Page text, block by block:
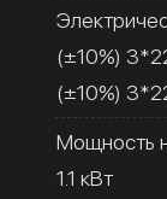
(±10%)
(±10%)
Мощность
1.1 кВт